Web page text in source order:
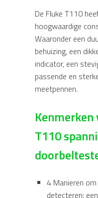
De Fluke T110
hoogwaardige
Waaronder een
behuizing, een
indicator, een
passende en
meetpennen.
Kenmerken
T110
4 Manieren
detecteren: